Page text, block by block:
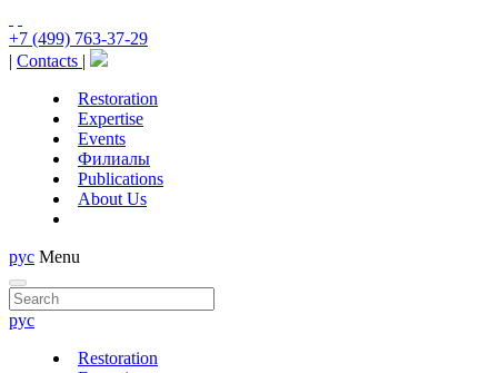
+7 (499) 763-37-29
| Contacts |
Restoration
Expertise
Events
Филиалы
Publications
About Us
рус Menu
рус
Restoration